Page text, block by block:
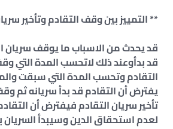
** التمييز بين وقف التقادم وتأخير
قد يحدث من الاسباب ما يوقف سريان
قد بدأوعند ذلك لاتحسب المدة التي
التقادم وتحسب المدة التي سبقت
يفترض أن التقادم قد بدأ سريانه ثم
تأخير سريان التقادم فيفترض أن
لعدم استحقاق الدين وسيبدأ